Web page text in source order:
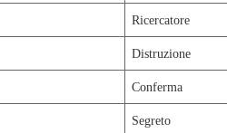
Ricercatore
Distruzione
Conferma
Segreto